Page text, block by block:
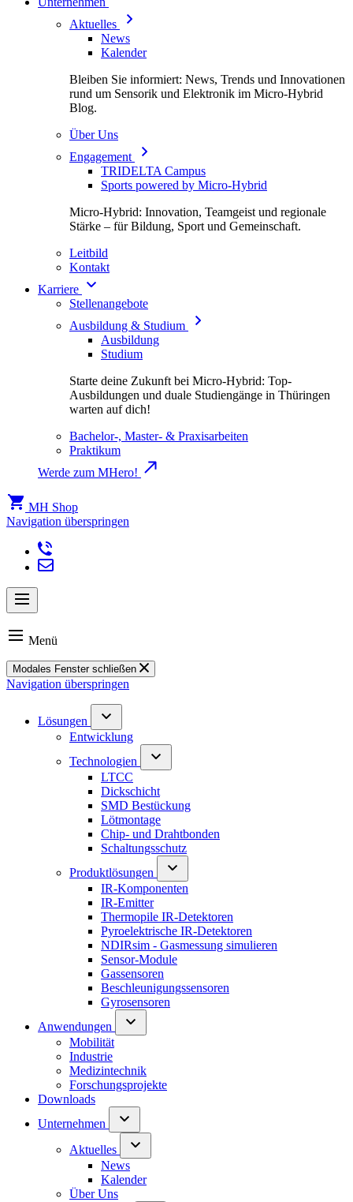
Aktuelles
News
Kalender
Bleiben Sie informiert: News, Trends und Innovationen
rund um Sensorik und Elektronik im Micro-Hybrid
Blog.
Über Uns
Engagement
TRIDELTA Campus
Sports powered by Micro-Hybrid
Micro-Hybrid: Innovation, Teamgeist und regionale
Stärke – für Bildung, Sport und Gemeinschaft.
Leitbild
Kontakt
Karriere
Stellenangebote
Ausbildung & Studium
Ausbildung
Studium
Starte deine Zukunft bei Micro-Hybrid: Top-
Ausbildungen und duale Studiengänge in Thüringen
warten auf dich!
Bachelor-, Master- & Praxisarbeiten
Praktikum
Werde zum MHero!
MH Shop
Navigation überspringen
Menü
Modales Fenster schließen
Navigation überspringen
Lösungen
Entwicklung
Technologien
LTCC
Dickschicht
SMD Bestückung
Lötmontage
Chip- und Drahtbonden
Schaltungsschutz
Produktlösungen
IR-Komponenten
IR-Emitter
Thermopile IR-Detektoren
Pyroelektrische IR-Detektoren
NDIRsim - Gasmessung simulieren
Sensor-Module
Gassensoren
Beschleunigungssensoren
Gyrosensoren
Anwendungen
Mobilität
Industrie
Medizintechnik
Forschungsprojekte
Downloads
Unternehmen
Aktuelles
News
Kalender
Über Uns